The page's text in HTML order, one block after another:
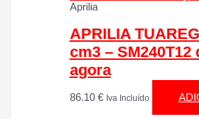
Aprilia
APRILIA
cm3 – SM240T12
agora
86.10 € Iva Incluído